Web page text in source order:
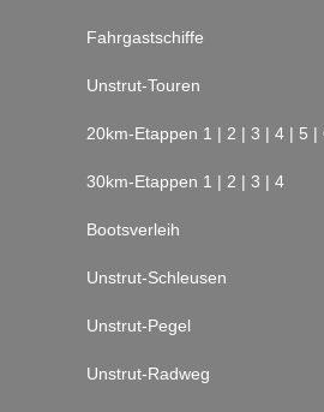
Fahrgastschiffe
Unstrut-Touren
20km-Etappen 1 | 2 | 3 | 4 | 5 |
30km-Etappen 1 | 2 | 3 | 4
Bootsverleih
Unstrut-Schleusen
Unstrut-Pegel
Unstrut-Radweg